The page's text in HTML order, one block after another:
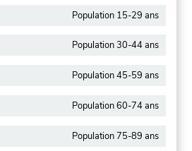
Population 15-29 ans
Population 30-44 ans
Population 45-59 ans
Population 60-74 ans
Population 75-89 ans